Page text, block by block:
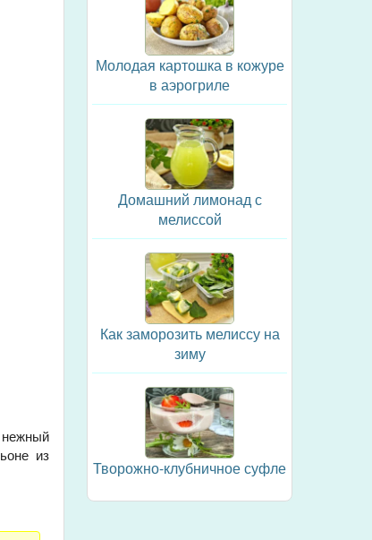
из
Молодая картошка в кожуре
в аэрогриле
Домашний лимонад с
мелиссой
Как заморозить мелиссу на
зиму
Творожно-клубничное суфле